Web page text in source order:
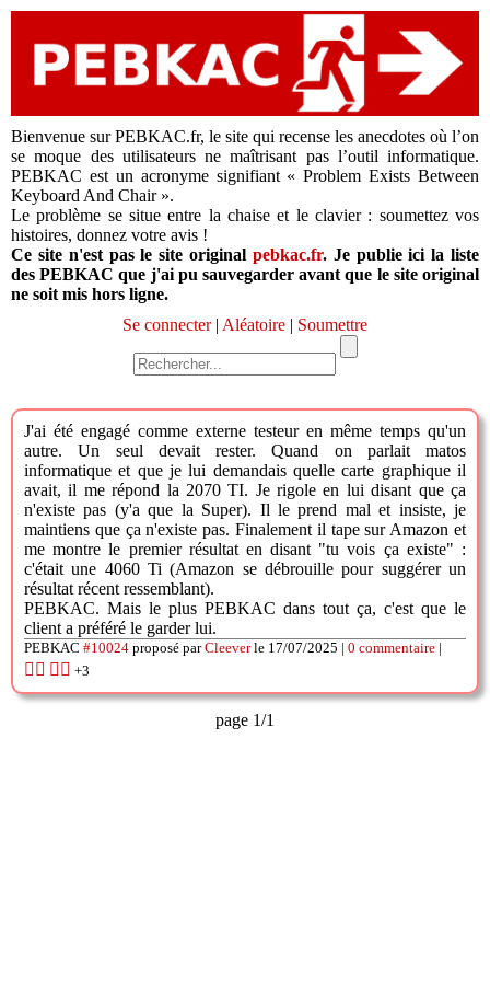
Bienvenue sur PEBKAC.fr, le site qui recense les anecdotes où l’on
se moque des utilisateurs ne maîtrisant pas l’outil informatique.
PEBKAC est un acronyme signifiant « Problem Exists Between
Keyboard And Chair ».
Le problème se situe entre la chaise et le clavier : soumettez vos
histoires, donnez votre avis !
Ce site n'est pas le site original pebkac.fr. Je publie ici la liste
des PEBKAC que j'ai pu sauvegarder avant que le site original
ne soit mis hors ligne.
Se connecter| Aléatoire | Soumettre
J'ai été engagé comme externe testeur en même temps qu'un
autre. Un seul devait rester. Quand on parlait matos
informatique et que je lui demandais quelle carte graphique il
avait, il me répond la 2070 TI. Je rigole en lui disant que ça
n'existe pas (y'a que la Super). Il le prend mal et insiste, je
maintiens que ça n'existe pas. Finalement il tape sur Amazon et
me montre le premier résultat en disant "tu vois ça existe" :
c'était une 4060 Ti (Amazon se débrouille pour suggérer un
résultat récent ressemblant).
PEBKAC. Mais le plus PEBKAC dans tout ça, c'est que le
client a préféré le garder lui.
PEBKAC #10024 proposé parCleeverle 17/07/2025 | 0 commentaire |
👍🏽 👎🏽 +3
page 1/1